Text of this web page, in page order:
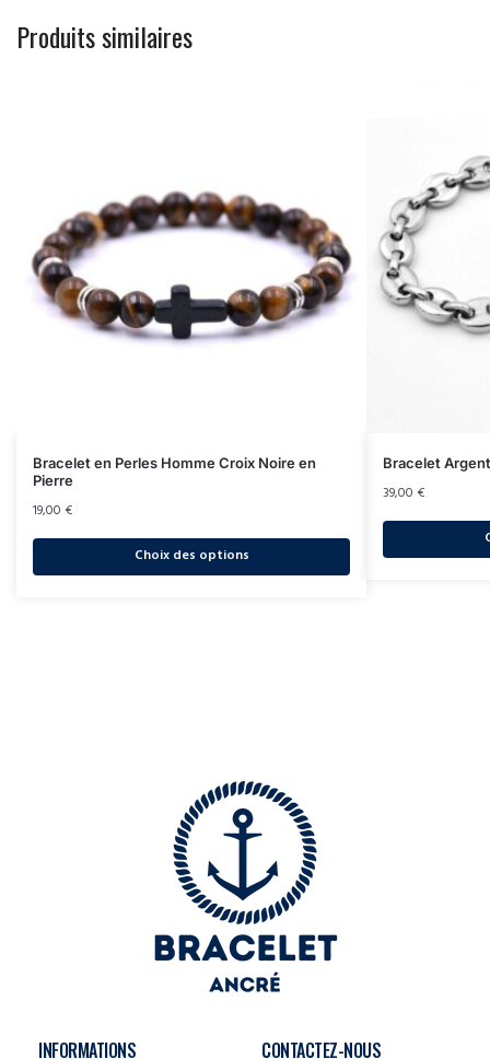
Produits similaires
Bracelet en Perles Homme Croix Noire en
Pierre
19,00 €
Choix des options
Bracelet
39,00 €
INFORMATIONS CONTACTEZ-NOUS